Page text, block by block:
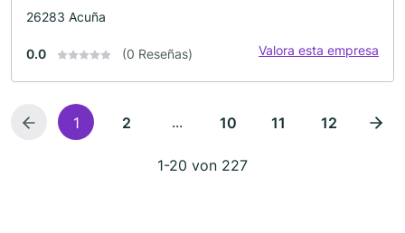
26283 Acuña
0.0 (0 Reseñas) Valora esta empresa
1 2 ... 10 11 12
1-20 von 227